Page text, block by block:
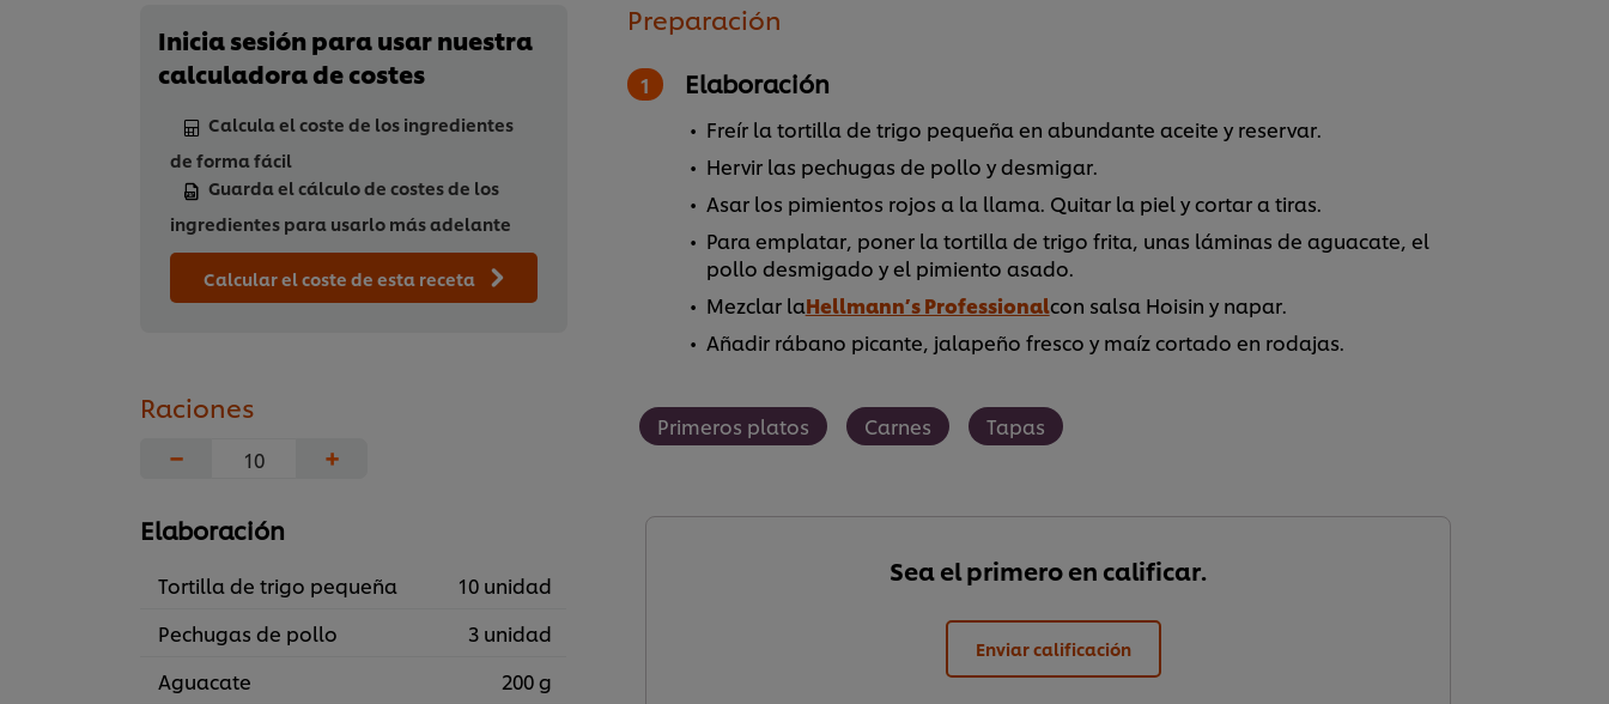
Inicia sesión para usar nuestra
calculadora de costes
Calcula el coste de los ingredientes
de forma fácil
Guarda el cálculo de costes de los
ingredientes para usarlo más adelante
Calcular el coste de esta receta
Raciones
−
+
Elaboración
Tortilla de trigo pequeña
10 unidad
Pechugas de pollo
3 unidad
Aguacate
200 g
Preparación
Elaboración
Freír la tortilla de trigo pequeña en abundante aceite y reservar.
Hervir las pechugas de pollo y desmigar.
Asar los pimientos rojos a la llama. Quitar la piel y cortar a tiras.
Para emplatar, poner la tortilla de trigo frita, unas láminas de aguacate, el
pollo desmigado y el pimiento asado.
Mezclar laHellmann’s Professionalcon salsa Hoisin y napar.
Añadir rábano picante, jalapeño fresco y maíz cortado en rodajas.
Primeros platos Carnes Tapas
Sea el primero en calificar.
Enviar calificación